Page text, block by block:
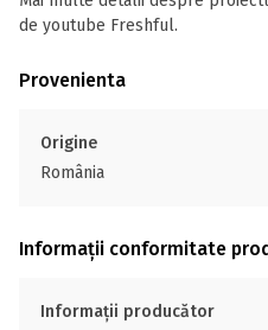
de youtube Freshful.
Provenienta
Origine
România
Informații conformitate
Informații producător